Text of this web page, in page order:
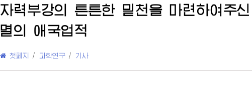
자력부강의 튼튼한 밑천을 마련하여주신
멸의 애국업적
첫페지 / 과학연구 / 기사